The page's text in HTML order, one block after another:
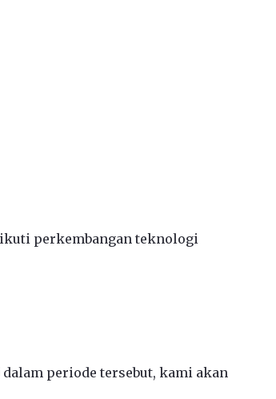
perkembangan teknologi
periode tersebut, kami akan